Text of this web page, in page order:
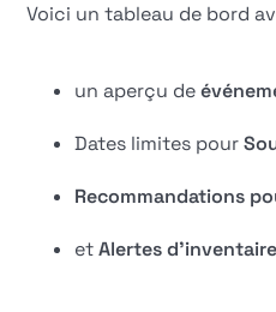
Voici un tableau de bord
un aperçu de
Dates limites pour
Recommandations
etAlertes d'inventaire